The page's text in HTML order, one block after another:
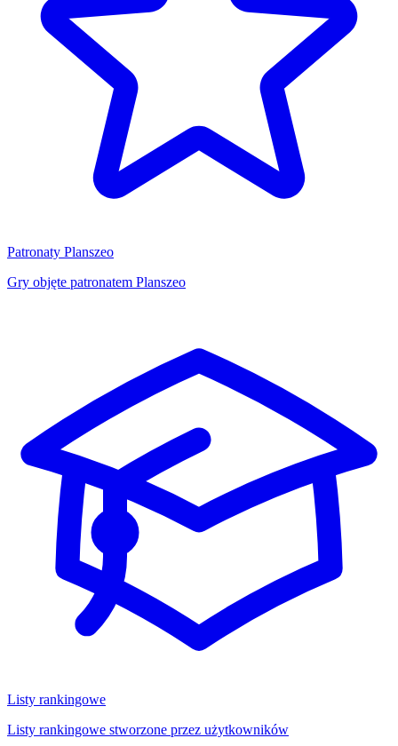
Patronaty Planszeo
Gry objęte patronatem Planszeo
Listy rankingowe
Listy rankingowe stworzone przez użytkowników